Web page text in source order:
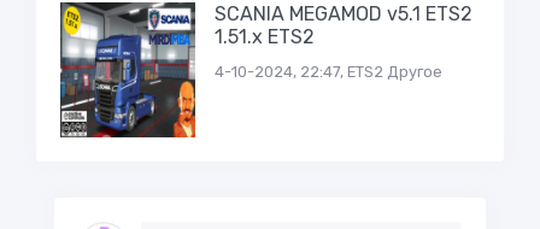
SCANIA MEGAMOD v5.1 ETS2
1.51.x ETS2
4-10-2024, 22:47, ETS2 Другое